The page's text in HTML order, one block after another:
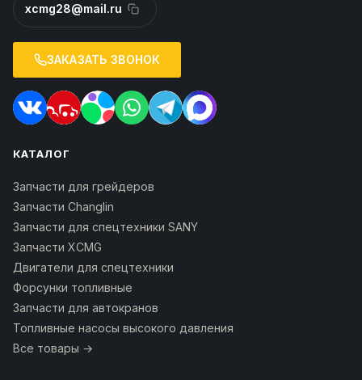
xcmg28@mail.ru
ЗАКАЗАТЬ ЗВОНОК
КАТАЛОГ
Запчасти для грейдеров
Запчасти Changlin
Запчасти для спецтехники SANY
Запчасти XCMG
Двигатели для спецтехники
Форсунки топливные
Запчасти для автокранов
Топливные насосы высокого давления
Все товары →